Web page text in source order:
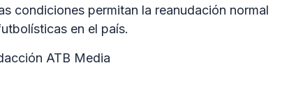
condiciones permitan la reanudación normal
en el país.
ATB Media